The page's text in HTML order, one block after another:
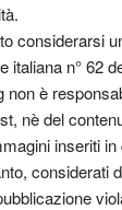
considerarsi
italiana n° 62
non è
nè del
inseriti
considerati